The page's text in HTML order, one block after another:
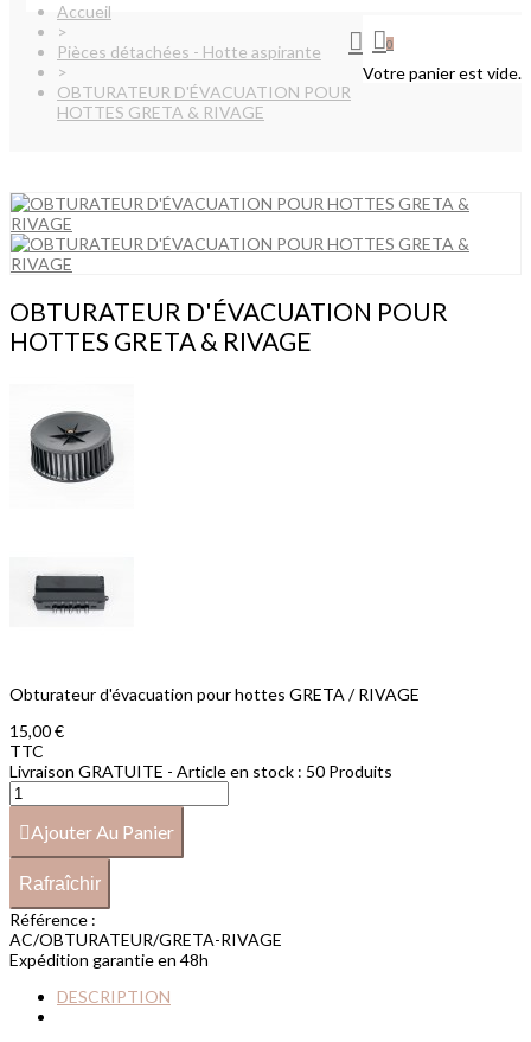
0
Votre panier est vide.
Accueil
>
Pièces détachées - Hotte aspirante
>
OBTURATEUR D'ÉVACUATION POUR
HOTTES GRETA & RIVAGE
OBTURATEUR D'ÉVACUATION POUR
HOTTES GRETA & RIVAGE
Obturateur d'évacuation pour hottes GRETA / RIVAGE
15,00 €
TTC
Livraison GRATUITE - Article en stock : 50 Produits
Ajouter Au Panier
Référence :
AC/OBTURATEUR/GRETA-RIVAGE
Expédition garantie en 48h
DESCRIPTION